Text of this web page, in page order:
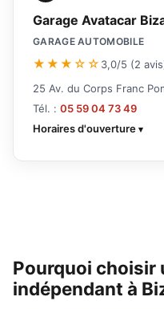
Garage Avatacar
GARAGE AUTOMOBILE
★★★☆☆ 3,0/5 (2
25 Av. du Corps Franc
Tél. : 05 59 04 73 49
Horaires d'ouverture
Pourquoi choisir
indépendant à